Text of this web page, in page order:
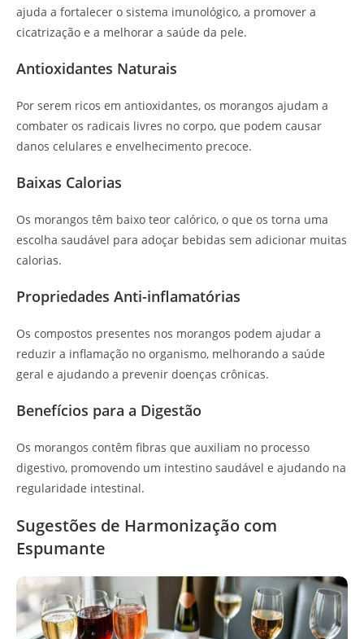
ajuda a fortalecer o sistema imunológico, a promover a
cicatrização e a melhorar a saúde da pele.
Antioxidantes Naturais
Por serem ricos em antioxidantes, os morangos ajudam a
combater os radicais livres no corpo, que podem causar
danos celulares e envelhecimento precoce.
Baixas Calorias
Os morangos têm baixo teor calórico, o que os torna uma
escolha saudável para adoçar bebidas sem adicionar muitas
calorias.
Propriedades Anti-inflamatórias
Os compostos presentes nos morangos podem ajudar a
reduzir a inflamação no organismo, melhorando a saúde
geral e ajudando a prevenir doenças crônicas.
Benefícios para a Digestão
Os morangos contêm fibras que auxiliam no processo
digestivo, promovendo um intestino saudável e ajudando na
regularidade intestinal.
Sugestões de Harmonização com
Espumante